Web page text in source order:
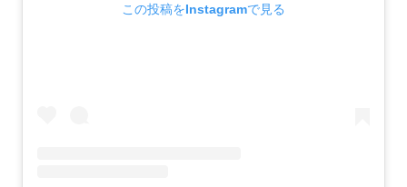
この投稿をInstagramで見る